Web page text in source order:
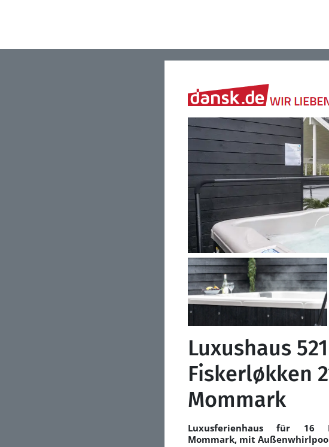
Luxushaus
Fiskerløkken
Mommark
Luxusferienhaus für 16
Mommark, mit